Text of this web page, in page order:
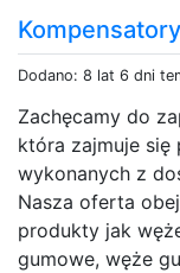
Dodano: 8 lat 6 dni
Zachęcamy do
która zajmuje się
wykonanych z
Nasza oferta
produkty jak
gumowe, węże